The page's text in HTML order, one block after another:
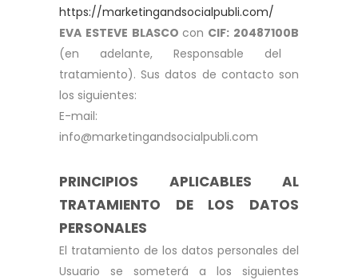
https://marketingandsocialpubli.com/
EVA ESTEVE BLASCO con CIF: 20487100B
(en adelante, Responsable del
tratamiento). Sus datos de contacto son
los siguientes:
E-mail:
info@marketingandsocialpubli.com
PRINCIPIOS APLICABLES AL
TRATAMIENTO DE LOS DATOS
PERSONALES
El tratamiento de los datos personales del
Usuario se someterá a los siguientes